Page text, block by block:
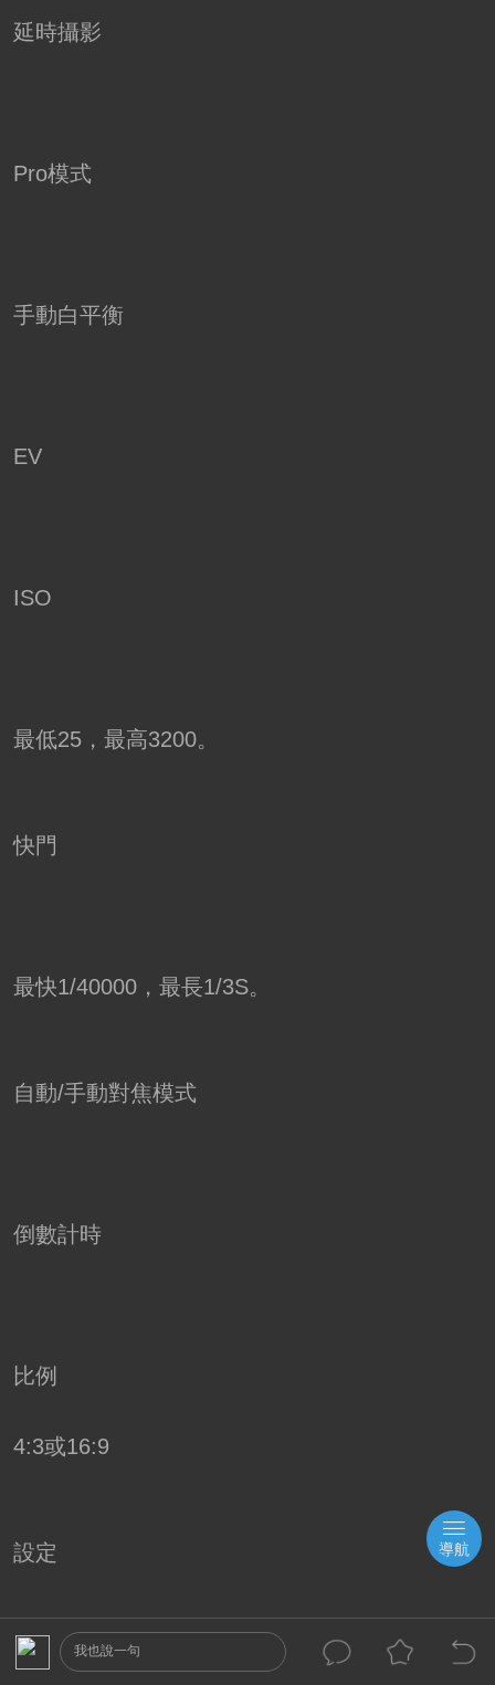
延時攝影
Pro模式
手動白平衡
EV
ISO
最低25，最高3200。
快門
最快1/40000，最長1/3S。
自動/手動對焦模式
倒數計時
比例
4:3或16:9
設定
我也說一句
導航